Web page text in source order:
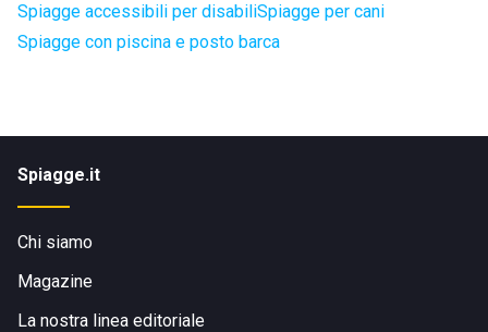
Spiagge accessibili per disabiliSpiagge per cani
Spiagge con piscina e posto barca
Spiagge.it
Chi siamo
Magazine
La nostra linea editoriale